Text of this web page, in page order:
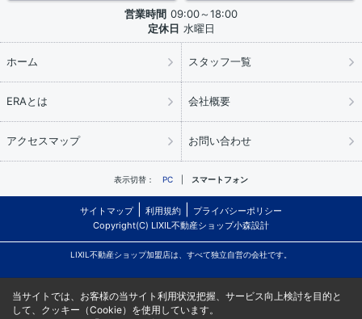
営業時間 09:00～18:00
定休日 水曜日
ホーム スタッフ一覧
ERAとは 会社概要
アクセスマップ お問い合わせ
表示切替： PC スマートフォン
サイトマップ 利用規約
プライバシーポリシー
Copyright(C) LIXIL不動産ショップ小森設計
LIXIL不動産ショップ加盟店は、すべて独立自営の会社です。
当サイトでは、お客様の当サイト利用状況把握、サービス向上検討を目的と
して、クッキー（Cookie）を使用しています。